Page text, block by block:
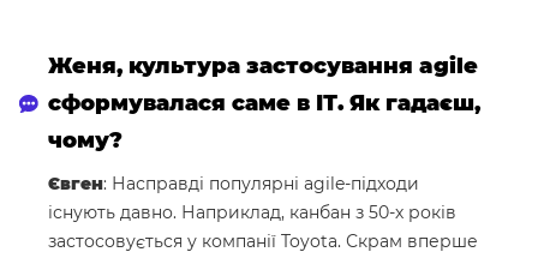
Женя, культура застосування agile
сформувалася саме в ІТ. Як гадаєш,
чому?
Євген: Насправді популярні agile-підходи
існують давно. Наприклад, канбан з 50-х років
застосовується у компанії Toyota. Скрам вперше